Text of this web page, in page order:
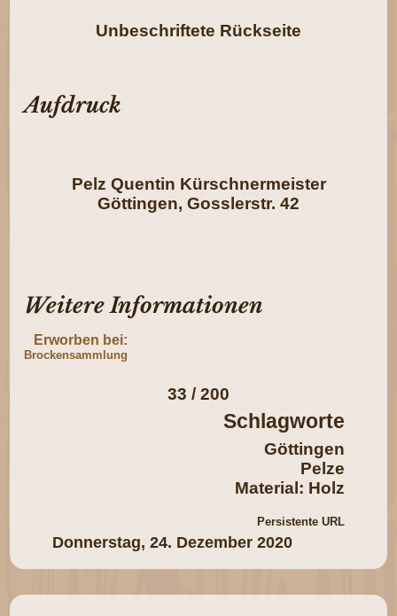
Unbeschriftete Rückseite
Aufdruck
Pelz Quentin Kürschnermeister
Göttingen, Gosslerstr. 42
Weitere Informationen
Erworben bei:
Brockensammlung
Donnerstag, 24. Dezember 2020
33 / 200
Schlagworte
Göttingen
Pelze
Material: Holz
Persistente URL